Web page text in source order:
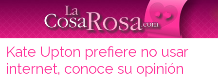
Kate Upton prefiere no usar
internet, conoce su opinión